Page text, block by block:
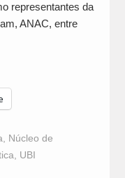
representantes da
ANAC, entre
Núcleo de
UBI